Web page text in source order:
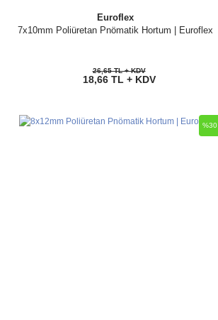
Euroflex
7x10mm Poliüretan Pnömatik Hortum | Euroflex
26,65 TL + KDV
18,66 TL + KDV
%30